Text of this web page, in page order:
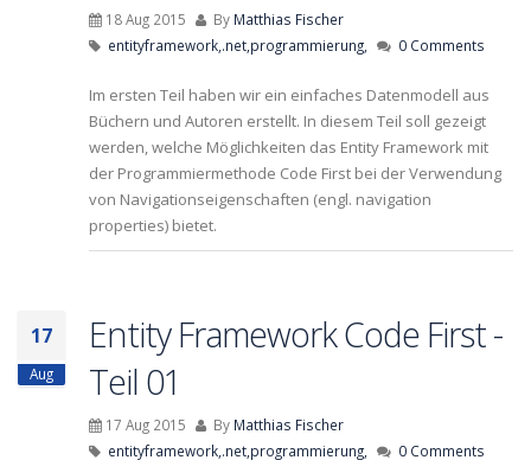
18 Aug 2015 By Matthias Fischer
entityframework, .net, programmierung, 0 Comments
Im ersten Teil haben wir ein einfaches Datenmodell aus
Büchern und Autoren erstellt. In diesem Teil soll gezeigt
werden, welche Möglichkeiten das Entity Framework mit
der Programmiermethode Code First bei der Verwendung
von Navigationseigenschaften (engl. navigation
properties) bietet.
17
Aug
Entity Framework Code First -
Teil 01
17 Aug 2015 By Matthias Fischer
entityframework, .net, programmierung, 0 Comments